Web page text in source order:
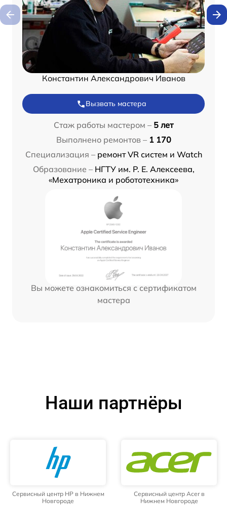
Константин Александрович Иванов
Вызвать мастера
Стаж работы мастером – 5 лет
Выполнено ремонтов – 1 170
Специализация – ремонт VR систем и Watch
Образование – НГТУ им. Р. Е. Алексеева,
«Мехатроника и робототехника»
Вы можете ознакомиться с сертификатом
мастера
Наши партнёры
Сервисный центр HP в Нижнем
Новгороде
Сервисный центр Acer в
Нижнем Новгороде